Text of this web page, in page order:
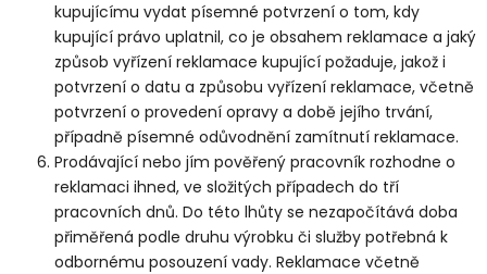
kupujícímu vydat písemné potvrzení o tom, kdy
kupující právo uplatnil, co je obsahem reklamace a jaký
způsob vyřízení reklamace kupující požaduje, jakož i
potvrzení o datu a způsobu vyřízení reklamace, včetně
potvrzení o provedení opravy a době jejího trvání,
případně písemné odůvodnění zamítnutí reklamace.
Prodávající nebo jím pověřený pracovník rozhodne o
reklamaci ihned, ve složitých případech do tří
pracovních dnů. Do této lhůty se nezapočítává doba
přiměřená podle druhu výrobku či služby potřebná k
odbornému posouzení vady. Reklamace včetně